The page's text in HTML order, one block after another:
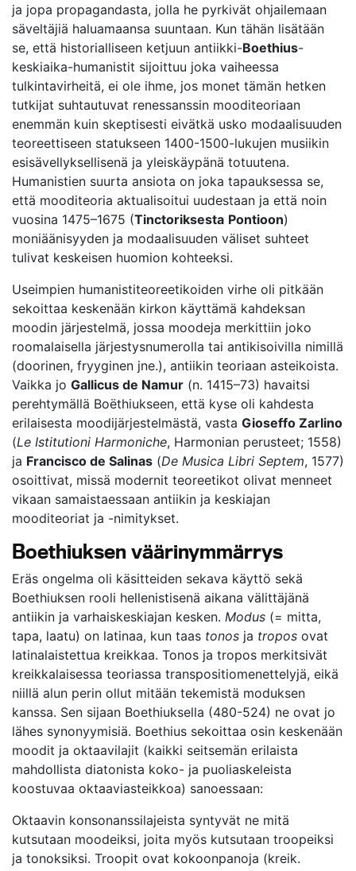
ja jopa propagandasta, jolla he pyrkivät ohjailemaan
säveltäjiä haluamaansa suuntaan. Kun tähän lisätään
se, että historialliseen ketjuun antiikki-Boethius-
keskiaika-humanistit sijoittuu joka vaiheessa
tulkintavirheitä, ei ole ihme, jos monet tämän hetken
tutkijat suhtautuvat renessanssin mooditeoriaan
enemmän kuin skeptisesti eivätkä usko modaalisuuden
teoreettiseen statukseen 1400-1500-lukujen musiikin
esisävellyksellisenä ja yleiskäypänä totuutena.
Humanistien suurta ansiota on joka tapauksessa se,
että mooditeoria aktualisoitui uudestaan ja että noin
vuosina 1475–1675 (Tinctoriksesta Pontioon)
moniäänisyyden ja modaalisuuden väliset suhteet
tulivat keskeisen huomion kohteeksi.
Useimpien humanistiteoreetikoiden virhe oli pitkään
sekoittaa keskenään kirkon käyttämä kahdeksan
moodin järjestelmä, jossa moodeja merkittiin joko
roomalaisella järjestysnumerolla tai antikisoivilla nimillä
(doorinen, fryyginen jne.), antiikin teoriaan asteikoista.
Vaikka jo Gallicus de Namur (n. 1415–73) havaitsi
perehtymällä Boëthiukseen, että kyse oli kahdesta
erilaisesta moodijärjestelmästä, vasta Gioseffo Zarlino
(Le Istitutioni Harmoniche, Harmonian perusteet; 1558)
ja Francisco de Salinas (De Musica Libri Septem, 1577)
osoittivat, missä modernit teoreetikot olivat menneet
vikaan samaistaessaan antiikin ja keskiajan
mooditeoriat ja -nimitykset.
Boethiuksen väärinymmärrys
Eräs ongelma oli käsitteiden sekava käyttö sekä
Boethiuksen rooli hellenistisenä aikana välittäjänä
antiikin ja varhaiskeskiajan kesken. Modus (= mitta,
tapa, laatu) on latinaa, kun taas tonos ja tropos ovat
latinalaistettua kreikkaa. Tonos ja tropos merkitsivät
kreikkalaisessa teoriassa transpositiomenettelyjä, eikä
niillä alun perin ollut mitään tekemistä moduksen
kanssa. Sen sijaan Boethiuksella (480-524) ne ovat jo
lähes synonyymisiä. Boethius sekoittaa osin keskenään
moodit ja oktaavilajit (kaikki seitsemän erilaista
mahdollista diatonista koko- ja puoliaskeleista
koostuvaa oktaaviasteikkoa) sanoessaan:
Oktaavin konsonanssilajeista syntyvät ne mitä
kutsutaan moodeiksi, joita myös kutsutaan troopeiksi
ja tonoksiksi. Troopit ovat kokoonpanoja (kreik.